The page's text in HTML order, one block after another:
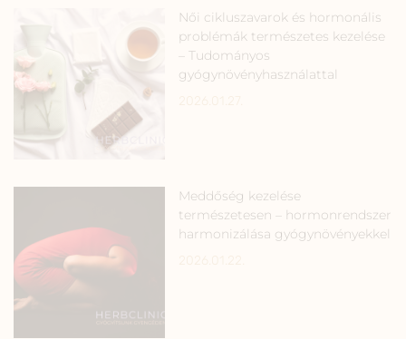
Női cikluszavarok és hormonális
problémák természetes kezelése
– Tudományos
gyógynövényhasználattal
Meddőség kezelése
természetesen – hormonrendszer
harmonizálása gyógynövényekkel